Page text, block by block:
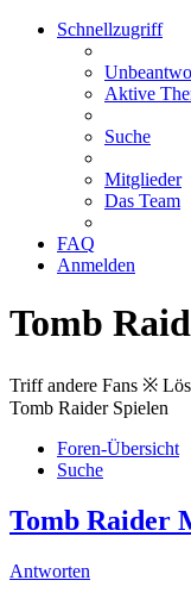
Schnellzugriff
Aktive
Suche
Mitglieder
Das Team
FAQ
Anmelden
Tomb
Triff andere Fans ※
Tomb Raider Spielen
Foren-Übersicht
Suche
Tomb Raider
Antworten